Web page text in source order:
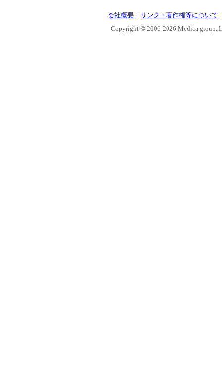
会社概要 ｜ リンク・著作権等について
Copyright © 2006-2026 Medica